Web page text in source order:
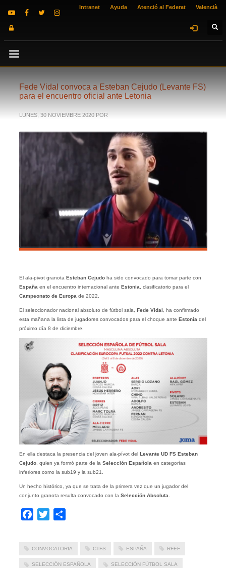
Intranet Ayuda Atenció al Federat Valencià
Fede Vidal convoca a Esteban Cejudo (Levante FS)
para el encuentro oficial ante Letonia
LUNES, 30 NOVIEMBRE 2020 POR
El ala-pivot granotaEsteban Cejudoha sido convocado para tomar parte con
España en el encuentro internacional ante Estonia, clasificatorio para el
Campeonato de Europade 2022.
El seleccionador nacional absoluto de fútbol sala, Fede Vidal, ha confirmado
esta mañana la lista de jugadores convocados para el choque ante Estonia del
próximo día 8 de diciembre.
En ella destaca la presencia del joven ala-pívot delLevante UD FS Esteban
Cejudo, quien ya formó parte de la Selección Española en categorías
inferiores como la sub19 y la sub21.
Un hecho histórico, ya que se trata de la primera vez que un jugador del
conjunto granota resulta convocado con la Selección Absoluta
Facebook
Twitter
CONVOCATORIA CTFS ESPAÑA RFEF
SELECCIÓN ESPAÑOLA SELECCIÓN FÚTBOL SALA